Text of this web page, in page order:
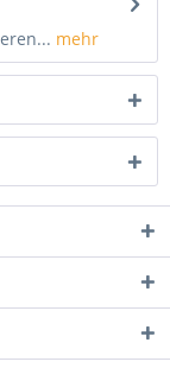
mehr